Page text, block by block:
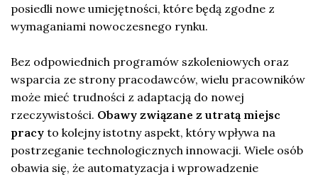
posiedli nowe umiejętności, które będą zgodne z
wymaganiami nowoczesnego rynku.
Bez odpowiednich programów szkoleniowych oraz
wsparcia ze strony pracodawców, wielu pracowników
może mieć trudności z adaptacją do nowej
rzeczywistości. Obawy związane z utratą miejsc
pracy to kolejny istotny aspekt, który wpływa na
postrzeganie technologicznych innowacji. Wiele osób
obawia się, że automatyzacja i wprowadzenie